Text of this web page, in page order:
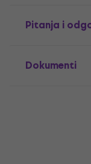
Pitanja i
Dokumenti